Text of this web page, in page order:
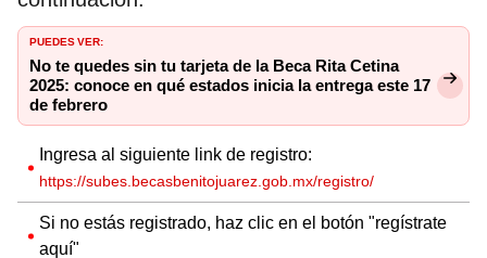
PUEDES VER:
No te quedes sin tu tarjeta de la Beca Rita Cetina
2025: conoce en qué estados inicia la entrega este 17
de febrero
Ingresa al siguiente link de registro:
https://subes.becasbenitojuarez.gob.mx/registro/
Si no estás registrado, haz clic en el botón "regístrate
aquí"